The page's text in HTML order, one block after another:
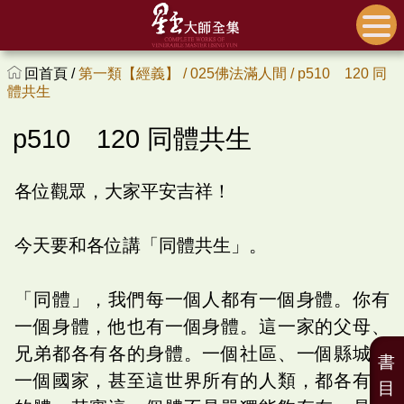
回首頁 /第一類【經義】 /025佛法滿人間 / p510 120 同
體共生
p510 120 同體共生
各位觀眾，大家平安吉祥！
今天要和各位講「同體共生」。
「同體」，我們每一個人都有一個身體。你有
一個身體，他也有一個身體。這一家的父母、
兄弟都各有各的身體。一個社區、一個縣城、
一個國家，甚至這世界所有的人類，都各有各
書
目